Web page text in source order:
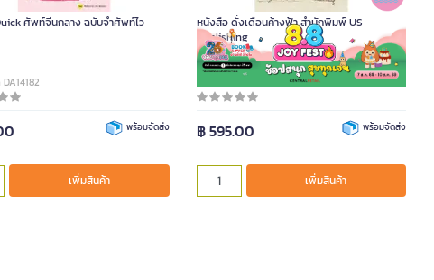
ศัพท์จีนกลาง ฉบับจำศัพท์ไว
พร้อมจัดส่ง
เพิ่มสินค้า
หนังสือ ดั่งเดือนค้างฟ้า สำนักพิมพ์ US
Publishing
฿ 595.00 พร้อมจัดส่ง
เพิ่มสินค้า